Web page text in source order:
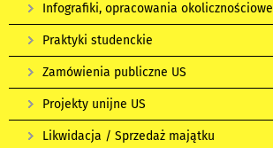
Infografiki, opracowania okolicznościowe
Praktyki studenckie
Zamówienia publiczne US
Projekty unijne US
Likwidacja / Sprzedaż majątku